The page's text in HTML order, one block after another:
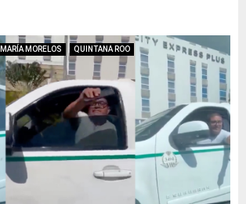
MORELOS QUINTANA ROO